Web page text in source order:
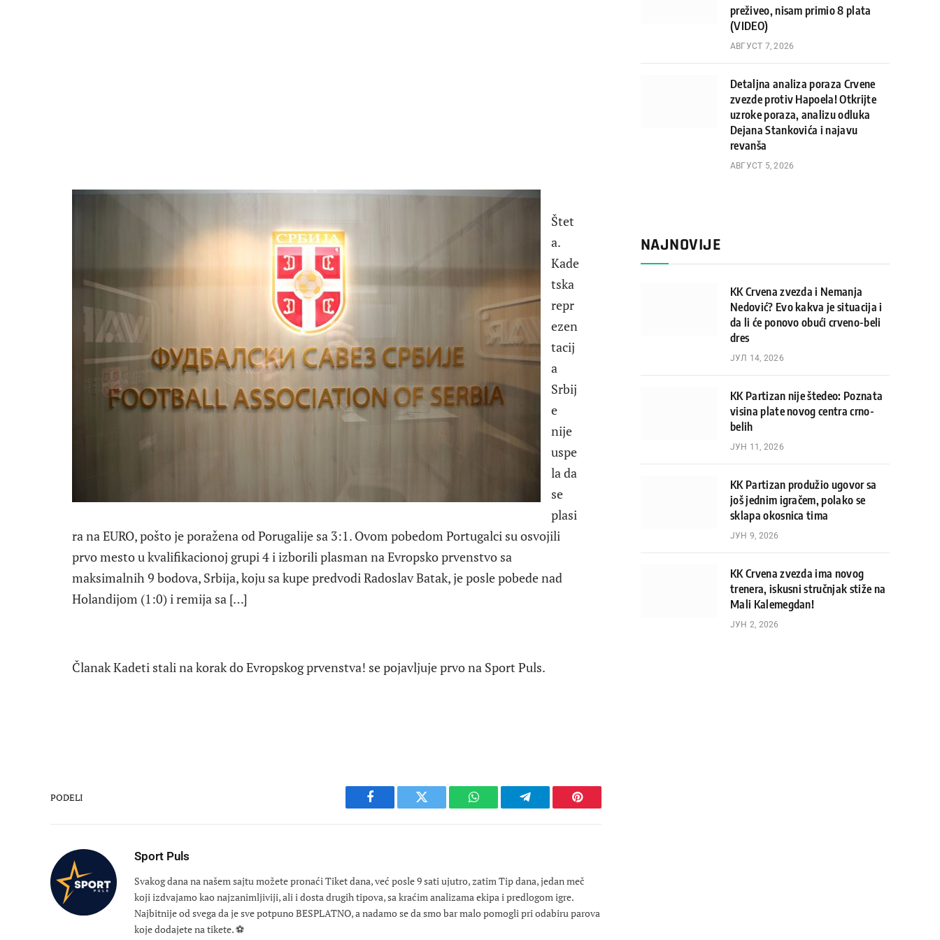
Štet
a.
Kade
tska
repr
ezen
tacij
a
Srbij
e
nije
uspe
la da
se
plasi
ra na EURO, pošto je poražena od Porugalije sa 3:1. Ovom pobedom Portugalci su osvojili
prvo mesto u kvalifikacionoj grupi 4 i izborili plasman na Evropsko prvenstvo sa
maksimalnih 9 bodova, Srbija, koju sa kupe predvodi Radoslav Batak, je posle pobede nad
Holandijom (1:0) i remija sa […]
Članak Kadeti stali na korak do Evropskog prvenstva! se pojavljuje prvo na Sport Puls.
PODELI
Facebook Twitter WhatsAppTelegram Pinterest
Sport Puls
Svakog dana na našem sajtu možete pronaći Tiket dana, već posle 9 sati ujutro, zatim Tip dana, jedan meč
koji izdvajamo kao najzanimljiviji, ali i dosta drugih tipova, sa kraćim analizama ekipa i predlogom igre.
Najbitnije od svega da je sve potpuno BESPLATNO, a nadamo se da smo bar malo pomogli pri odabiru parova
koje dodajete na tikete. ⚽
preživeo, nisam primio 8 plata
(VIDEO)
АВГУСТ 7, 2026
Detaljna analiza poraza Crvene
zvezde protiv Hapoela! Otkrijte
uzroke poraza, analizu odluka
Dejana Stankovića i najavu
revanša
АВГУСТ 5, 2026
NAJNOVIJE
KK Crvena zvezda i Nemanja
Nedović? Evo kakva je situacija i
da li će ponovo obući crveno-beli
dres
ЈУЛ 14, 2026
KK Partizan nije štedeo: Poznata
visina plate novog centra crno-
belih
ЈУН 11, 2026
KK Partizan produžio ugovor sa
još jednim igračem, polako se
sklapa okosnica tima
ЈУН 9, 2026
KK Crvena zvezda ima novog
trenera, iskusni stručnjak stiže na
Mali Kalemegdan!
ЈУН 2, 2026